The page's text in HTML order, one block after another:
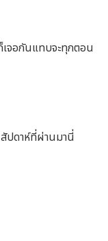
อกันแทบจะทุกตอน
ปดาห์ที่ผ่านมานี่